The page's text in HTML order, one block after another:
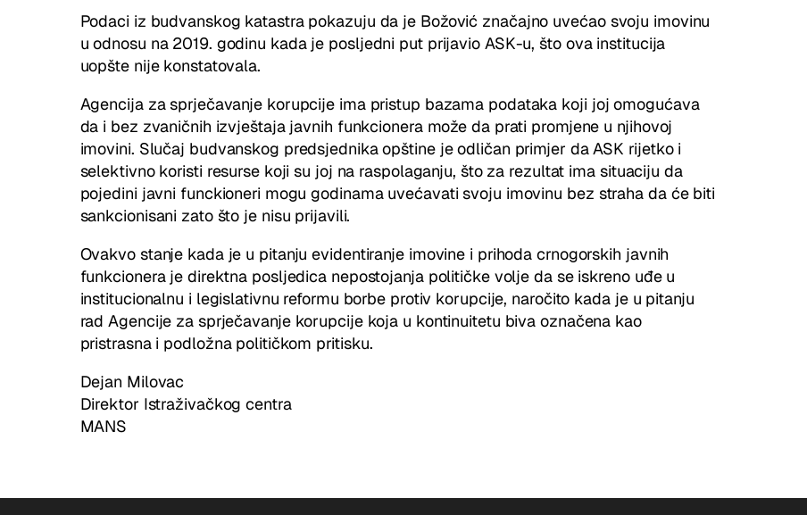
Podaci iz budvanskog katastra pokazuju da je Božović značajno uvećao svoju imovinu
u odnosu na 2019. godinu kada je posljedni put prijavio ASK-u, što ova institucija
uopšte nije konstatovala.
Agencija za sprječavanje korupcije ima pristup bazama podataka koji joj omogućava
da i bez zvaničnih izvještaja javnih funkcionera može da prati promjene u njihovoj
imovini. Slučaj budvanskog predsjednika opštine je odličan primjer da ASK rijetko i
selektivno koristi resurse koji su joj na raspolaganju, što za rezultat ima situaciju da
pojedini javni funckioneri mogu godinama uvećavati svoju imovinu bez straha da će biti
sankcionisani zato što je nisu prijavili.
Ovakvo stanje kada je u pitanju evidentiranje imovine i prihoda crnogorskih javnih
funkcionera je direktna posljedica nepostojanja političke volje da se iskreno uđe u
institucionalnu i legislativnu reformu borbe protiv korupcije, naročito kada je u pitanju
rad Agencije za sprječavanje korupcije koja u kontinuitetu biva označena kao
pristrasna i podložna političkom pritisku.
Dejan Milovac
Direktor Istraživačkog centra
MANS